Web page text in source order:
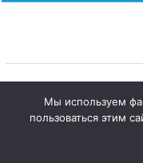
Copyright
Мы используем
пользоваться этим
1